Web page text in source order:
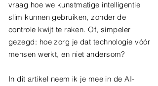
vraag hoe we kunstmatige intelligentie
slim kunnen gebruiken, zonder de
controle kwijt te raken. Of, simpeler
gezegd: hoe zorg je dat technologie vóór
mensen werkt, en niet andersom?
In dit artikel neem ik je mee in de AI-